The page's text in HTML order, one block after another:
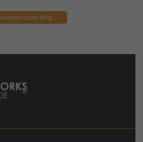
acesse nosso blog